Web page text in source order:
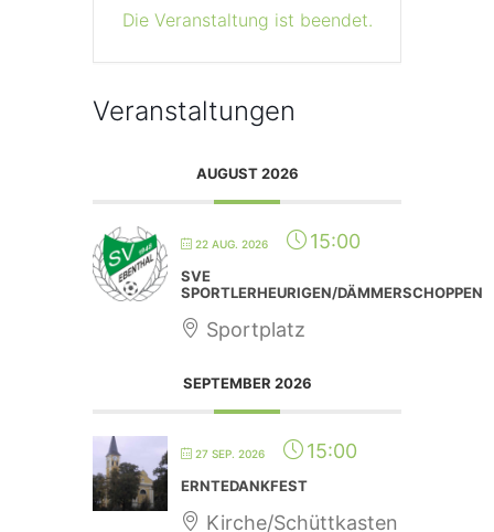
Die Veranstaltung ist beendet.
Veranstaltungen
AUGUST 2026
22 AUG. 2026 15:00
SVE
SPORTLERHEURIGEN/DÄMMERSCHOPPEN
Sportplatz
SEPTEMBER 2026
27 SEP. 2026 15:00
ERNTEDANKFEST
Kirche/Schüttkasten